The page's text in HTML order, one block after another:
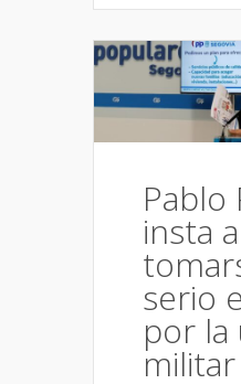
Pablo
insta
serio
por la